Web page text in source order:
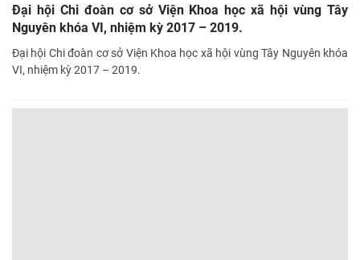
Đại hội Chi đoàn cơ sở Viện Khoa học xã hội vùng Tây
Nguyên khóa VI, nhiệm kỳ 2017 – 2019.
Đại hội Chi đoàn cơ sở Viện Khoa học xã hội vùng Tây Nguyên khóa
VI, nhiệm kỳ 2017 – 2019.